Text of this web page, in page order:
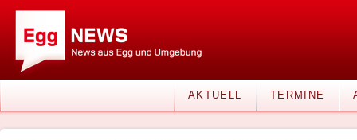
AKTUELL TERMINE